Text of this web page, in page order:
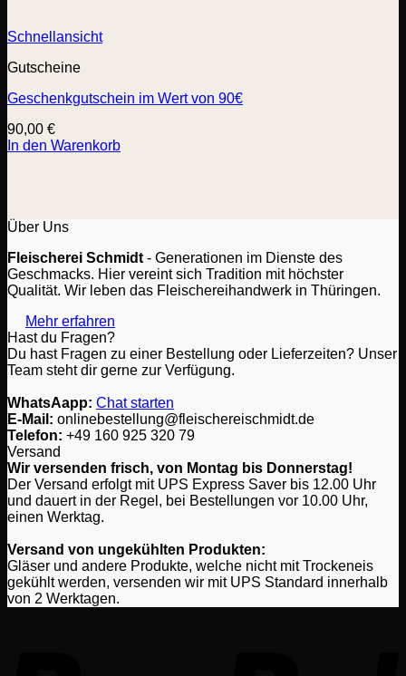
Schnellansicht
Gutscheine
Geschenkgutschein im Wert von 90€
90,00 €
In den Warenkorb
Über Uns
Fleischerei Schmidt - Generationen im Dienste des
Geschmacks. Hier vereint sich Tradition mit höchster
Qualität. Wir leben das Fleischereihandwerk in Thüringen.
Mehr erfahren
Hast du Fragen?
Du hast Fragen zu einer Bestellung oder Lieferzeiten? Unser
Team steht dir gerne zur Verfügung.
WhatsAapp: Chat starten
E-Mail: onlinebestellung@fleischereischmidt.de
Telefon: ‎+49 160 925 320 79
Versand
Wir versenden frisch, von Montag bis Donnerstag!
Der Versand erfolgt mit UPS Express Saver bis 12.00 Uhr
und dauert in der Regel, bei Bestellungen vor 10.00 Uhr,
einen Werktag.
Versand von ungekühlten Produkten:
Gläser und andere Produkte, welche nicht mit Trockeneis
gekühlt werden, versenden wir mit UPS Standard innerhalb
von 2 Werktagen.